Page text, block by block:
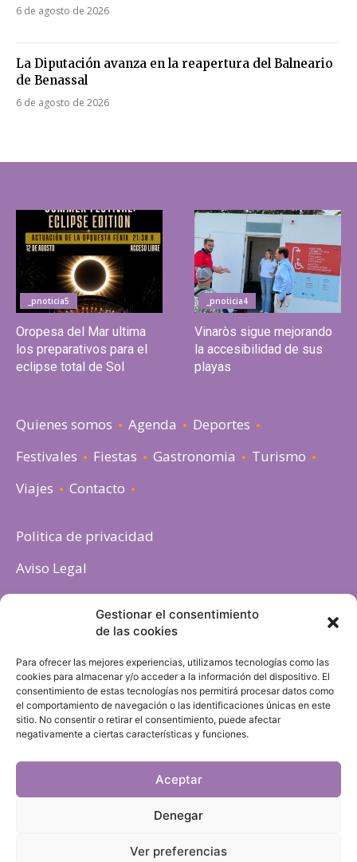
Gestionar el consentimiento
de las cookies
Para ofrecer las mejores experiencias, utilizamos tecnologías como las
cookies para almacenar y/o acceder a la información del dispositivo. El
consentimiento de estas tecnologías nos permitirá procesar datos como
el comportamiento de navegación o las identificaciones únicas en este
sitio. No consentir o retirar el consentimiento, puede afectar
negativamente a ciertas características y funciones.
Aceptar
Denegar
Ver preferencias
6 de agosto de 2026
La Diputación avanza en la reapertura del Balneario
de Benassal
6 de agosto de 2026
_pnoticia5
Oropesa del Mar ultima
los preparativos para el
eclipse total de Sol
_pnoticia4
Vinaròs sigue mejorando
la accesibilidad de sus
playas
Quienes somos Agenda
Deportes
Festivales
Fiestas Gastronomia
Turismo
Viajes
Contacto
Politica de privacidad
Aviso Legal
Política de cookies